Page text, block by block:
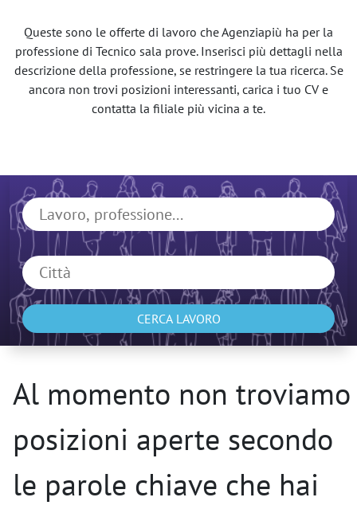
Queste sono le offerte di lavoro che Agenziapiù ha per la
professione di Tecnico sala prove. Inserisci più dettagli nella
descrizione della professione, se restringere la tua ricerca. Se
ancora non trovi posizioni interessanti, carica i tuo CV e
contatta la filiale più vicina a te.
CERCA LAVORO
Al momento non troviamo
posizioni aperte secondo
le parole chiave che hai